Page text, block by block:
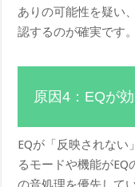
ありの可能性を疑い
認するのが確実です。
原因4：EQが
EQが「反映されな
るモードや機能がEQ